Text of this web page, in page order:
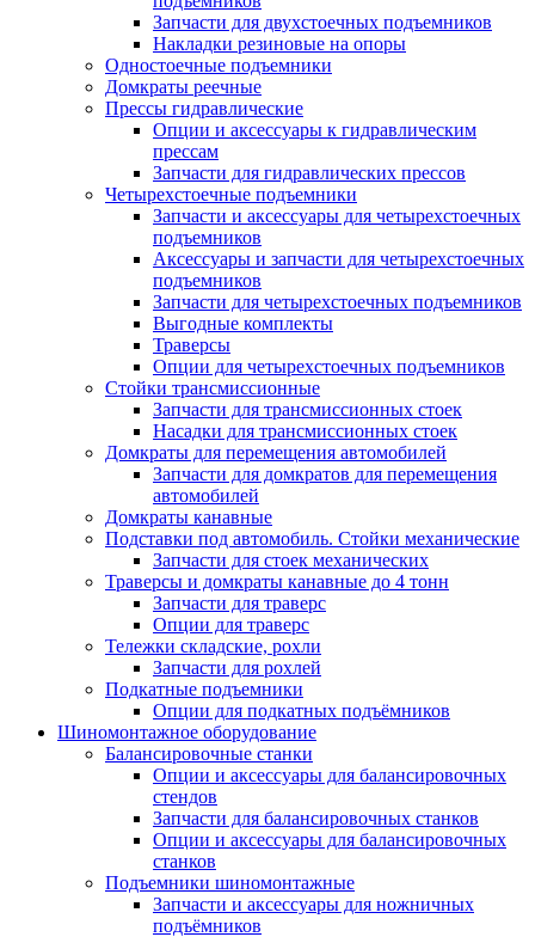
Запчасти для двухстоечных подъемников
Накладки резиновые на опоры
Одностоечные подъемники
Домкраты реечные
Прессы гидравлические
Опции и аксессуары к гидравлическим
прессам
Запчасти для гидравлических прессов
Четырехстоечные подъемники
Запчасти и аксессуары для четырехстоечных
подъемников
Аксессуары и запчасти для четырехстоечных
подъемников
Запчасти для четырехстоечных подъемников
Выгодные комплекты
Траверсы
Опции для четырехстоечных подъемников
Стойки трансмиссионные
Запчасти для трансмиссионных стоек
Насадки для трансмиссионных стоек
Домкраты для перемещения автомобилей
Запчасти для домкратов для перемещения
автомобилей
Домкраты канавные
Подставки под автомобиль. Стойки механические
Запчасти для стоек механических
Траверсы и домкраты канавные до 4 тонн
Запчасти для траверс
Опции для траверс
Тележки складские, рохли
Запчасти для рохлей
Подкатные подъемники
Опции для подкатных подъёмников
Шиномонтажное оборудование
Балансировочные станки
Опции и аксессуары для балансировочных
стендов
Запчасти для балансировочных станков
Опции и аксессуары для балансировочных
станков
Подъемники шиномонтажные
Запчасти и аксессуары для ножничных
подъёмников